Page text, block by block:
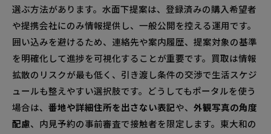
選ぶ方法があります。水面下提案は、登録済みの購入希望者
や提携会社にのみ情報提供し、一般公開を控える運用です。
囲い込みを避けるため、連絡先や案内履歴、提案対象の基準
を明確化して進捗を可視化することが重要です。買取は情報
拡散のリスクが最も低く、引き渡し条件の交渉で生活スケジ
ュールも整えやすい選択肢です。どうしてもポータルを使う
場合は、 番地や詳細住所を出さない表記や、 外観写真の角度
配慮、内見予約の事前審査で接触者を限定します。東大和の